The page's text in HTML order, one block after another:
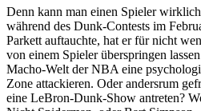
Denn kann man einen Spieler
während des Dunk-Contests im
Parkett auftauchte, hat er für nicht
von einem Spieler überspringen
Macho-Welt der NBA eine
Zone attackieren. Oder andersrum
eine LeBron-Dunk-Show antreten?